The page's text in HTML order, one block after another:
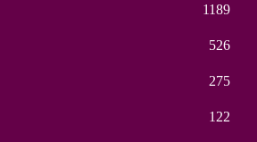
1189
526
275
122